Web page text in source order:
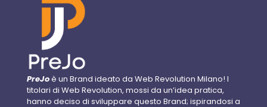
PreJoè un Brand ideato da Web Revolution Milano! I
titolari di Web Revolution, mossi da un’idea pratica,
hanno deciso di sviluppare questo Brand; ispirandosi a